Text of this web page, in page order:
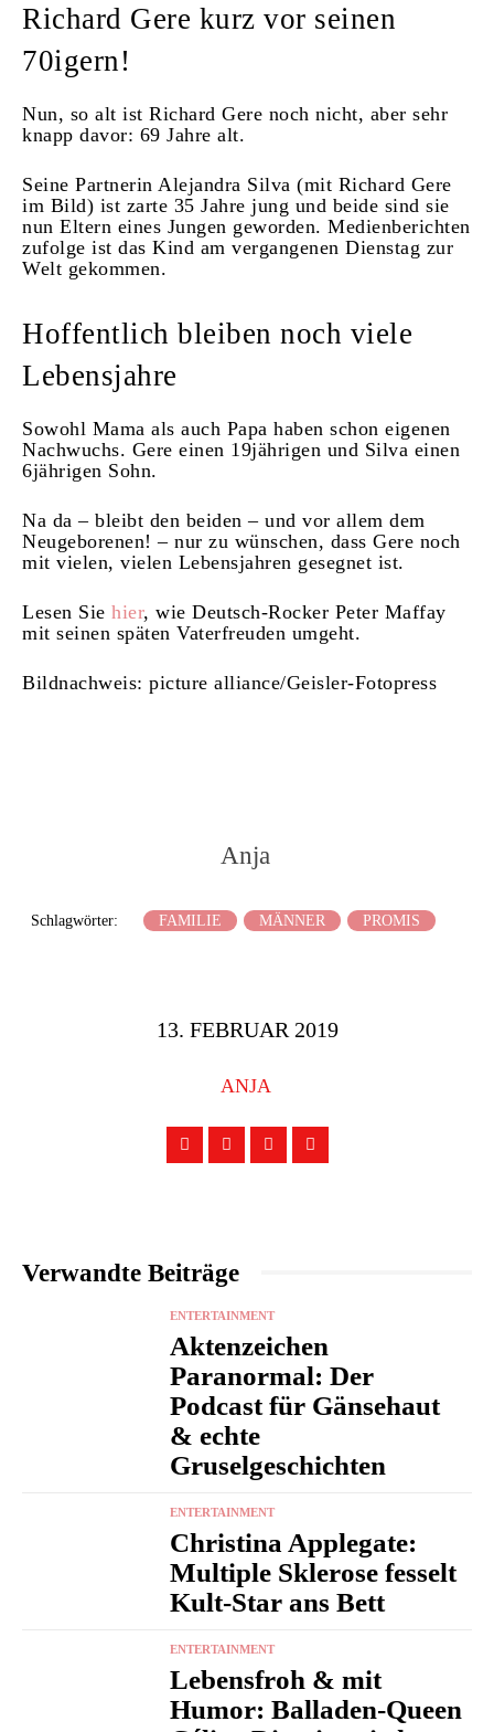
Richard Gere kurz vor seinen
70igern!
Nun, so alt ist Richard Gere noch nicht, aber sehr
knapp davor: 69 Jahre alt.
Seine Partnerin Alejandra Silva (mit Richard Gere
im Bild) ist zarte 35 Jahre jung und beide sind sie
nun Eltern eines Jungen geworden. Medienberichten
zufolge ist das Kind am vergangenen Dienstag zur
Welt gekommen.
Hoffentlich bleiben noch viele
Lebensjahre
Sowohl Mama als auch Papa haben schon eigenen
Nachwuchs. Gere einen 19jährigen und Silva einen
6jährigen Sohn.
Na da – bleibt den beiden – und vor allem dem
Neugeborenen! – nur zu wünschen, dass Gere noch
mit vielen, vielen Lebensjahren gesegnet ist.
Lesen Sie hier, wie Deutsch-Rocker Peter Maffay
mit seinen späten Vaterfreuden umgeht.
Bildnachweis: picture alliance/Geisler-Fotopress
Anja
Schlagwörter: FAMILIE MÄNNER PROMIS
13. FEBRUAR 2019
ANJA
Verwandte Beiträge
ENTERTAINMENT
Aktenzeichen
Paranormal: Der
Podcast für Gänsehaut
& echte
Gruselgeschichten
ENTERTAINMENT
Christina Applegate:
Multiple Sklerose fesselt
Kult-Star ans Bett
ENTERTAINMENT
Lebensfroh & mit
Humor: Balladen-Queen